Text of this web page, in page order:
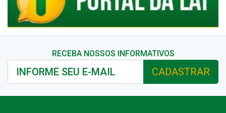
RECEBA NOSSOS INFORMATIVOS
CADASTRAR